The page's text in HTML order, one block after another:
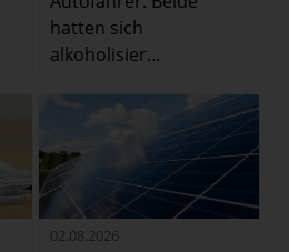
hatten sich
alkoholisier...
02.08.2026